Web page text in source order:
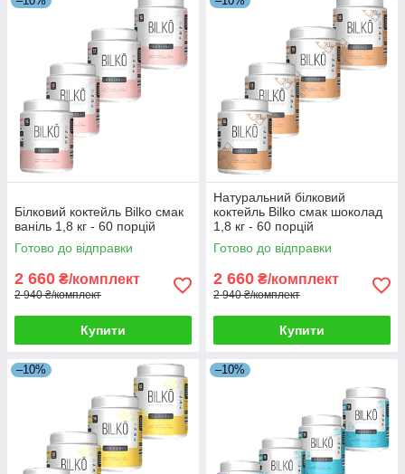
Білковий коктейль Bilko смак
ваніль 1,8 кг - 60 порцій
Готово до відправки
2 660 ₴/комплект
2 940 ₴/комплект
Купити
Натуральний білковий
коктейль Bilko смак шоколад
1,8 кг - 60 порцій
Готово до відправки
2 660 ₴/комплект
2 940 ₴/комплект
Купити
–10% –10%